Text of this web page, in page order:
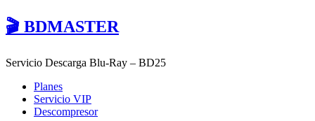
🎬 BDMASTER
Servicio Descarga Blu-Ray – BD25
Planes
Servicio VIP
Descompresor